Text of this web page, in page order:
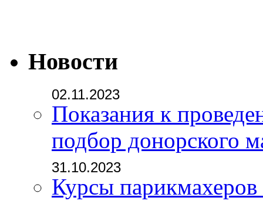
Новости
02.11.2023
Показания к
подбор донорского
31.10.2023
Курсы